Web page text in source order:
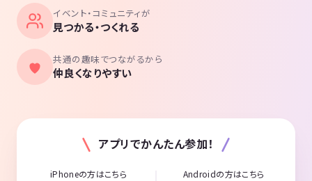
イベント・コミュニティが
見つかる・つくれる
共通の趣味でつながるから
仲良くなりやすい
アプリでかんたん参加！
iPhoneの方はこちら Androidの方はこちら